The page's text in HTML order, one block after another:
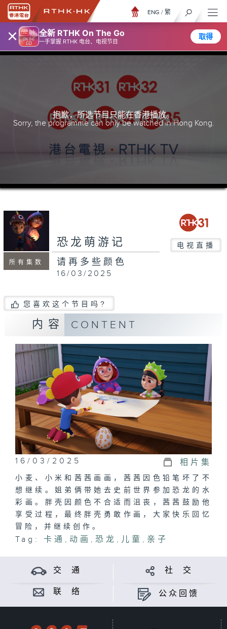
× 全新 RTHK On The Go
一手掌握 RTHK 电台、电视节目
取得
ENG / 繁
抱歉，所选节目只能在香港播放。
Sorry, the programme can only be watched in Hong Kong.
所有集数
恐龙萌游记 电视直播
请再多些颜色
16/03/2025
您喜欢这个节目吗?
内容 CONTENT
16/03/2025 相片集
小麦、小米和茜茜画画，茜茜因色铅笔坏了不
想继续。姐弟俩带她去史前世界参加恐龙的水
彩画。胖壳因颜色不合适而沮丧，茜茜鼓励他
享受过程，最终胖壳勇敢作画，大家快乐回忆
冒险，并继续创作。
Tag: 卡通 ,动画 ,恐龙 , 儿童 , 亲子
交 通 社 交
联 络 公众回馈